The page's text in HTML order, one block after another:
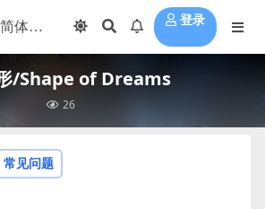
登录
/Shape of Dreams
26
常见问题